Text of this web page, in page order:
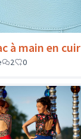
à main en cuir
2 0